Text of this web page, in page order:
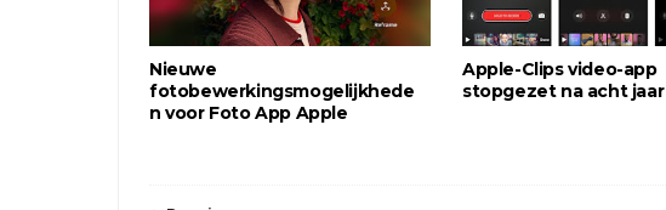
Nieuwe
fotobewerkingsmogelijkhede
n voor Foto App Apple
Apple-Clips video-app
stopgezet na acht jaar